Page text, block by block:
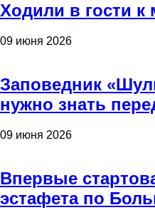
Ходили в гости
09 июня 2026
Заповедник
нужно знать
09 июня 2026
Впервые
эстафета по